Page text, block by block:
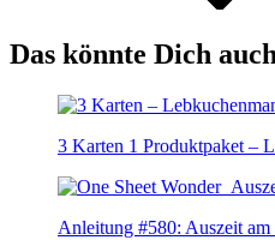
Das könnte Dich
3 Karten 1 Produktpaket –
Anleitung #580: Auszeit